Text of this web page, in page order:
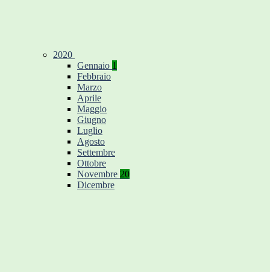
2020
Gennaio 1
Febbraio
Marzo
Aprile
Maggio
Giugno
Luglio
Agosto
Settembre
Ottobre
Novembre 20
Dicembre